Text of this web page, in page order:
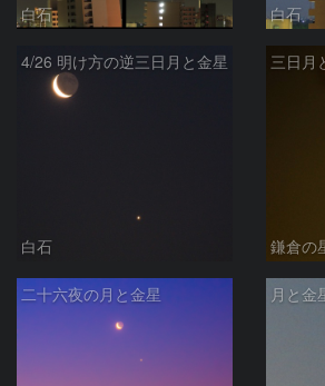
白石 白石
4/26 明け方の逆三日月と金星
白石
三日月
鎌倉の
二十六夜の月と金星 月と金